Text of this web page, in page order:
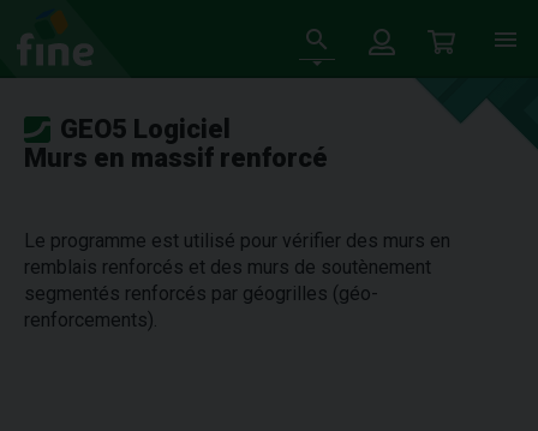
GEO5 Logiciel
Murs en massif renforcé
Le programme est utilisé pour vérifier des murs en
remblais renforcés et des murs de soutènement
segmentés renforcés par géogrilles (géo-
renforcements).